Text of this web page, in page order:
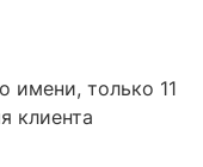
имени, только 11
клиента